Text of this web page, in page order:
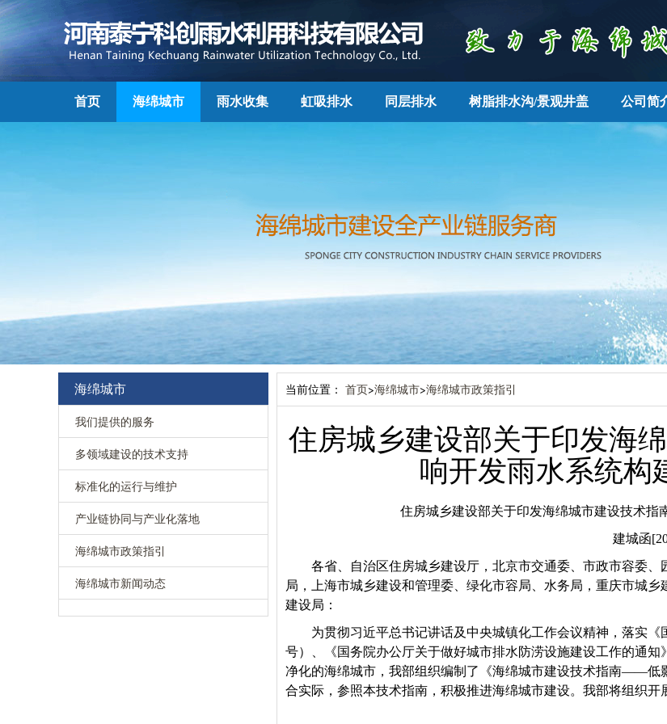
首页 海绵城市 雨水收集 虹吸排水 同层排水 树脂排水沟/景观井盖 公司简
海绵城市
我们提供的服务
多领域建设的技术支持
标准化的运行与维护
产业链协同与产业化落地
海绵城市政策指引
海绵城市新闻动态
当前位置： 首页>海绵城市>海绵城市政策指引
住房城乡建设部关于印发海
响开发雨水系统构
住房城乡建设部关于印发海绵城市建设技术
建城函
各省、自治区住房城乡建设厅，北京市交通委、市政市容委
局，上海市城乡建设和管理委、绿化市容局、水务局，重庆市城
建设局：
为贯彻习近平总书记讲话及中央城镇化工作会议精神，落实
号）、《国务院办公厅关于做好城市排水防涝设施建设工作的通
净化的海绵城市，我部组织编制了《海绵城市建设技术指南——低
合实际，参照本技术指南，积极推进海绵城市建设。我部将组织开